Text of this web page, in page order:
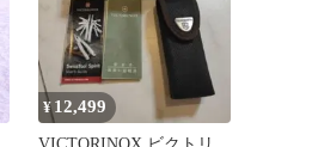
¥ 12,499